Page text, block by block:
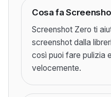
Cosa fa
Screenshot Zero ti
screenshot dalla
così puoi fare pulizia
velocemente.